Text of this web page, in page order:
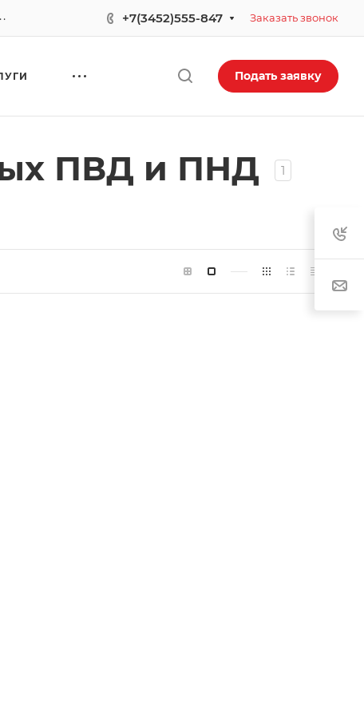
+7(3452)555-847 Заказать звонок
Подать заявку
ПВД и ПНД 1